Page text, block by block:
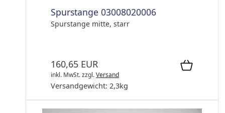
Spurstange 03008020006
Spurstange mitte, starr
160,65 EUR
inkl. MwSt.zzgl.Versand
Versandgewicht: 2,3kg